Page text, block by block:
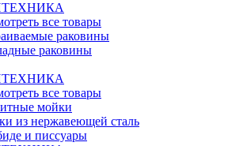
все товары
раковины
раковины
все товары
мойки
из нержавеющей сталь
и писсуары